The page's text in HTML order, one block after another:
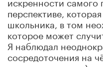
перспективе,
школьника, в том
которое может
Я наблюдал
сосредоточения на